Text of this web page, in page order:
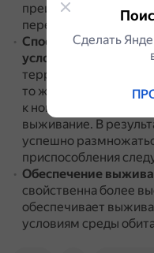
преимущество в
передаются
Способствование
условиям среды
территории
то живые организмы,
к новым условиям,
выживание. В
успешно
приспособления
Обеспечение
свойственна более
обеспечивает
условиям среды
Сделать